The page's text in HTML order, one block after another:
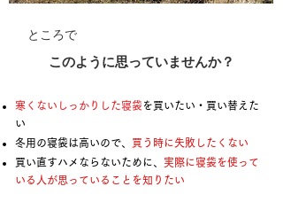
ところで
このように思っていませんか？
​​寒くないしっかりした寝袋を買いたい・買い替えた
い
冬用の寝袋は高いので、 買う時に失敗したくない
買い直すハメならないために、 実際に寝袋を使って
いる人が思っていることを知りたい